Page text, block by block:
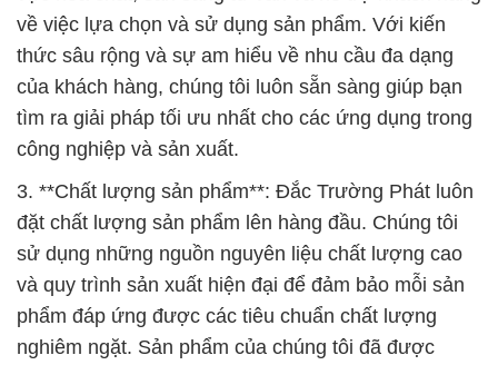
công nghiệp và sản xuất.
3. **Chất lượng sản phẩm**: Đắc Trường Phát luôn
đặt chất lượng sản phẩm lên hàng đầu. Chúng tôi
sử dụng những nguồn nguyên liệu chất lượng cao
và quy trình sản xuất hiện đại để đảm bảo mỗi sản
phẩm đáp ứng được các tiêu chuẩn chất lượng
nghiêm ngặt. Sản phẩm của chúng tôi đã được
kiểm định và chứng nhận, đồng thời tuân thủ các
quy định và tiêu chuẩn an toàn.
4. **Dịch vụ khách hàng tận tâm**: Chúng tôi không
chỉ cung cấp sản phẩm hóa chất xuất sắc, mà còn